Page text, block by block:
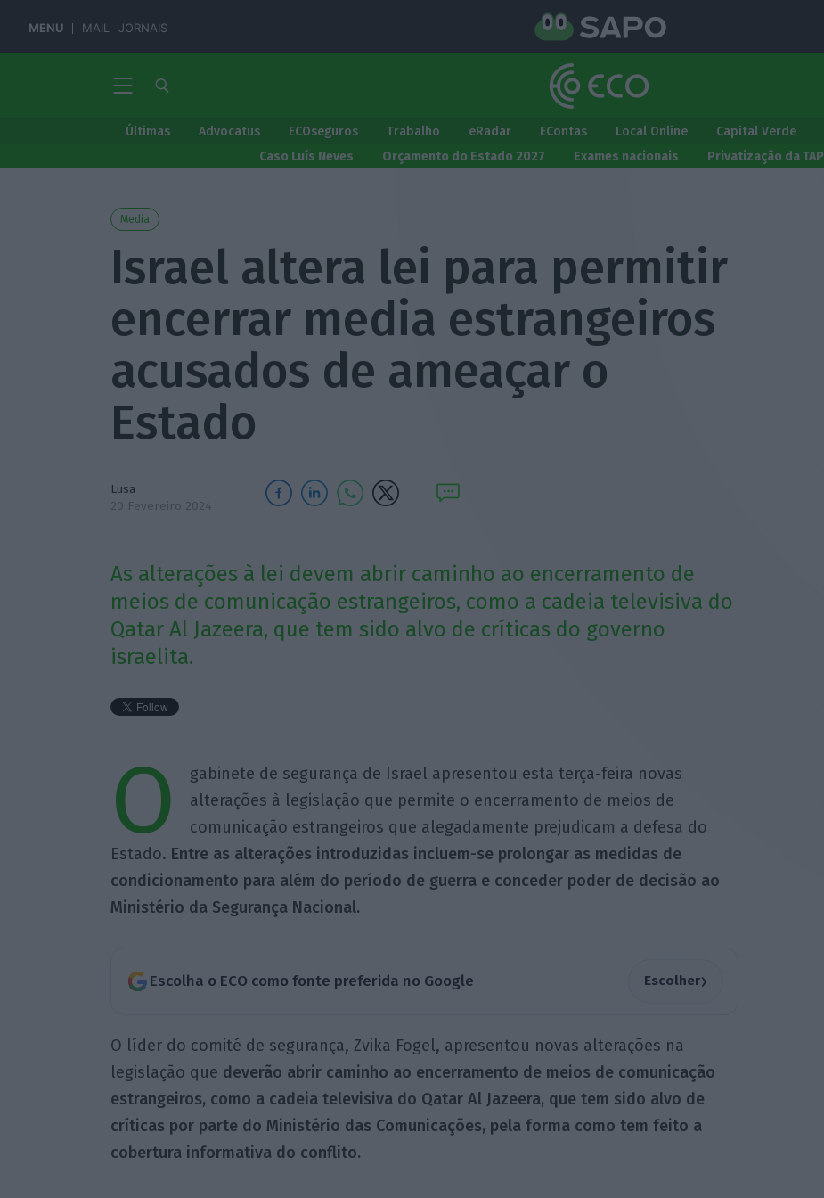
MENU MAIL JORNAIS
Últimas Advocatus ECOseguros Trabalho eRadar EContas Local Online Capital Verde
Caso Luís Neves
Orçamento do Estado 2027 Exames nacionais Privatização da TAP
Media
Israel altera lei para permitir
encerrar media estrangeiros
acusados de ameaçar o
Estado
Lusa
20 Fevereiro 2024
As alterações à lei devem abrir caminho ao encerramento de
meios de comunicação estrangeiros, como a cadeia televisiva do
Qatar Al Jazeera, que tem sido alvo de críticas do governo
israelita.
O
gabinete de segurança de Israel apresentou esta terça-feira novas
alterações à legislação que permite o encerramento de meios de
comunicação estrangeiros que alegadamente prejudicam a defesa do
Estado. Entre as alterações introduzidas incluem-se prolongar as medidas de
condicionamento para além do período de guerra e conceder poder de decisão ao
Ministério da Segurança Nacional.
Escolha o ECO como fonte preferida no Google Escolher›
O líder do comité de segurança, Zvika Fogel, apresentou novas alterações na
legislação que deverão abrir caminho ao encerramento de meios de comunicação
estrangeiros, como a cadeia televisiva do Qatar Al Jazeera, que tem sido alvo de
críticas por parte do Ministério das Comunicações, pela forma como tem feito a
cobertura informativa do conflito.